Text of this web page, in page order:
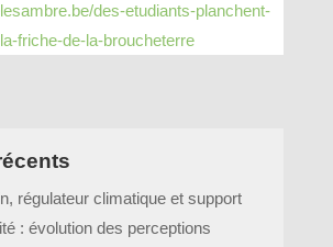
des-etudiants-planchent-
friche-de-la-broucheterre
régulateur climatique et support
: évolution des perceptions